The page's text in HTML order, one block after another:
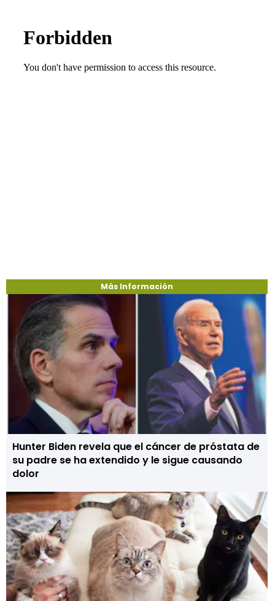
Más Información
Hunter Biden revela que el cáncer de próstata de
su padre se ha extendido y le sigue causando
dolor